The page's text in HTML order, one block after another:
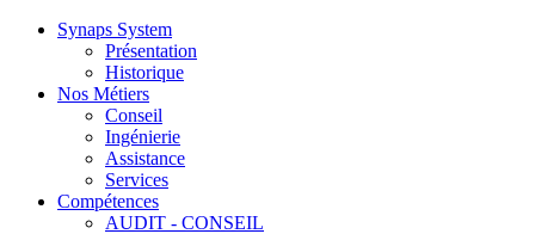
Synaps System
Présentation
Historique
Nos Métiers
Conseil
Ingénierie
Assistance
Services
Compétences
AUDIT - CONSEIL